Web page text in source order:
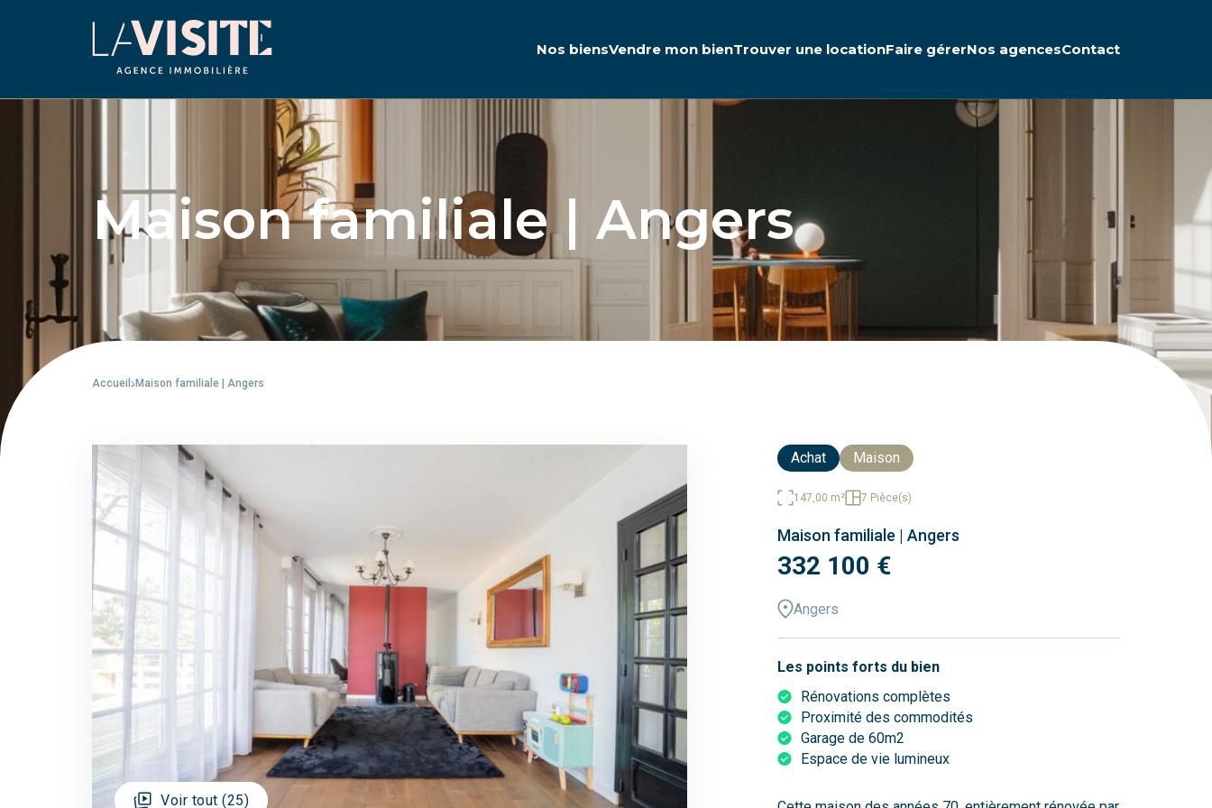
Nos biensVendre mon bienTrouver une locationFaire gérerNos agencesContact
Maison familiale | Angers
Accueil - Maison familiale | Angers
Voir tout (25)
Achat Maison
147,00 m² 7 Pièce(s)
Maison familiale | Angers
332 100 €
Angers
Les points forts du bien
Rénovations complètes
Proximité des commodités
Garage de 60m2
Espace de vie lumineux